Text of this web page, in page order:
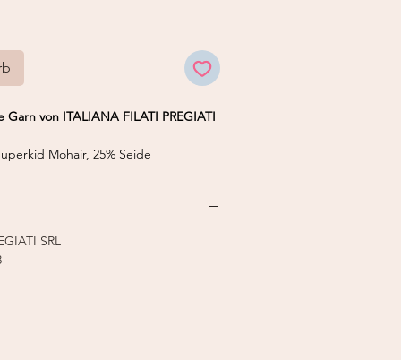
Garn von ITALIANA FILATI PREGIATI
Mohair, 25% Seide
SRL